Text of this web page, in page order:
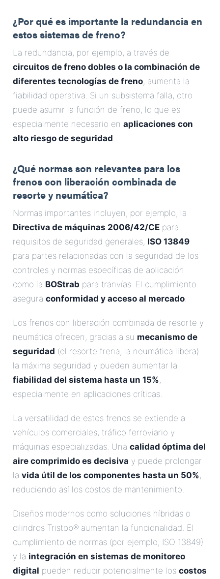
¿Por qué es importante la redundancia en
estos sistemas de freno?
La redundancia, por ejemplo, a través de
circuitos de freno dobles o la combinación de
diferentes tecnologías de freno, aumenta la
fiabilidad operativa. Si un subsistema falla, otro
puede asumir la función de freno, lo que es
especialmente necesario en aplicaciones con
alto riesgo de seguridad .
¿Qué normas son relevantes para los
frenos con liberación combinada de
resorte y neumática?
Normas importantes incluyen, por ejemplo, la
Directiva de máquinas 2006/42/CE para
requisitos de seguridad generales, ISO 13849
para partes relacionadas con la seguridad de los
controles y normas específicas de aplicación
como la BOStrab para tranvías. El cumplimiento
asegura conformidad y acceso al mercado.
Los frenos con liberación combinada de resorte y
neumática ofrecen, gracias a su mecanismo de
seguridad (el resorte frena, la neumática libera)
la máxima seguridad y pueden aumentar la
fiabilidad del sistema hasta un 15%,
especialmente en aplicaciones críticas.
La versatilidad de estos frenos se extiende a
vehículos comerciales, tráfico ferroviario y
máquinas especializadas. Una calidad óptima del
aire comprimido es decisiva y puede prolongar
la vida útil de los componentes hasta un 50%,
reduciendo así los costos de mantenimiento.
Diseños modernos como soluciones híbridas o
cilindros Tristop® aumentan la funcionalidad. El
cumplimiento de normas (por ejemplo, ISO 13849)
y la integración en sistemas de monitoreo
digital pueden reducir potencialmente los costos